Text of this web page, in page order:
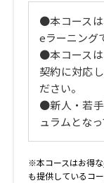
●本コースは
eラーニング
●本コース
契約に対応
ださい。
●新人・若
ュラムとなっ
※本コースはお得な
も提供しているコー